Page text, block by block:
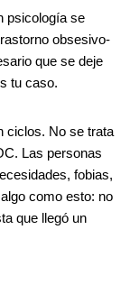
psicología se
obsesivo-
que se deje
tu caso.
ciclos. No se trata
Las personas
fobias,
como esto: no
que llegó un